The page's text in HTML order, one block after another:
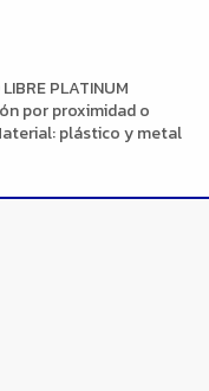
PLATINUM
por proximidad o
plástico y metal